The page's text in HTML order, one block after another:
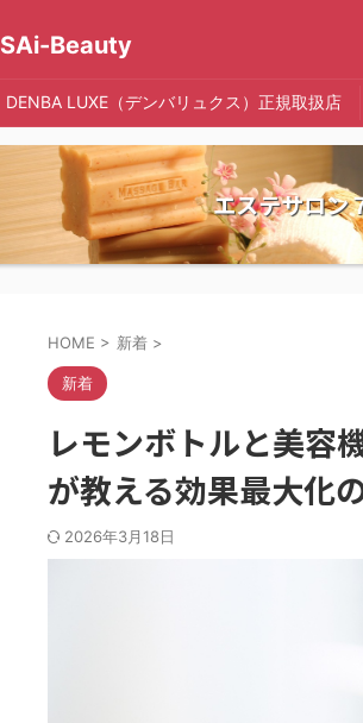
SAi-Beauty
DENBA LUXE（デンバリュクス）正規取扱店
エステサロン
HOME > 新着 >
新着
レモンボトルと美容
が教える効果最大化
2026年3月18日